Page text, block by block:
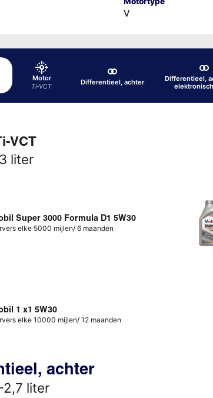
V
Motor
Ti-VCT Differentieel, achter
Differentieel,
VCT
liter
Super 3000 Formula D1 5W30
elke 5000 mijlen/ 6 maanden
1 x1 5W30
elke 10000 mijlen/ 12 maanden
achter
2,7 liter